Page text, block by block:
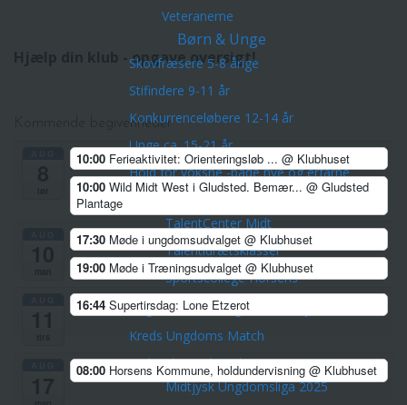
Veteranerne
Børn & Unge
Skovfræsere 5-8 årige
Stifindere 9-11 år
Konkurrenceløbere 12-14 år
Unge ca. 15-21 år
Hold for voksne -både nye og erfarne
TalentCenter Midt
Talentidrætsklasser
Sportscollege Horsens
Ungdomskurser og sommerlejre
Kreds Ungdoms Match
Midtjysk Ungdomsliga 2026
Midtjysk Ungdomsliga 2025
Hjælp din klub - opgave oversigt!
Kommende begivenheder
10:00 Ferieaktivitet: Orienteringsløb ... @ Klubhuset
10:00 Wild Midt West i Gludsted. Bemær... @ Gludsted
Plantage
17:30 Møde i ungdomsudvalget @ Klubhuset
19:00 Møde i Træningsudvalget @ Klubhuset
16:44 Supertirsdag: Lone Etzerot
08:00 Horsens Kommune, holdundervisning @ Klubhuset